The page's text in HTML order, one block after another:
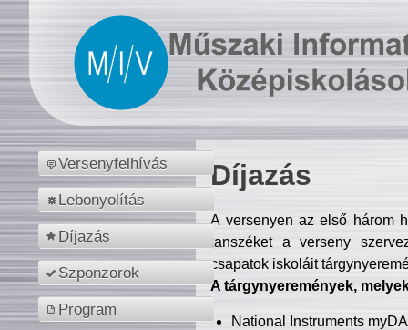
Versenyfelhívás
Lebonyolítás
Díjazás
Szponzorok
Program
Díjazás
A versenyen az első három
tanszéket a verseny
csapatok iskoláit
A tárgynyeremények,
National Instruments